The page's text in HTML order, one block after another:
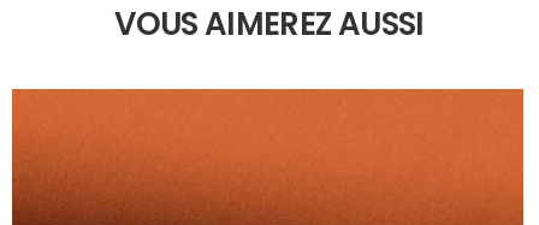
VOUS AIMEREZ AUSSI